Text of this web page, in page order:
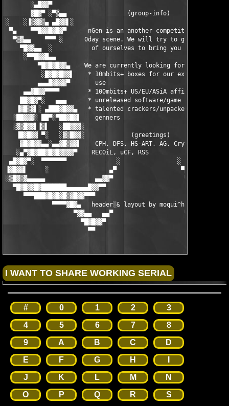
░▄█▓▓▀
▓█▓▀ ░▀▒▄▄                 (group-info)
░    ░▐▒▓▓▒▄ ▄█▓▓▌░
▀▄    ▀▀█▓▓█▓█▓▀      nGen is an another competitor on the
▀▒▓▄▄    ▀▀▀ ░      0day scene. We will try to give the
▀█▓▓▄▄  ░           of ourselves to bring you quality.
░▀▀█▓▓█▄▄
▀█▓█▓█▓▓▄    We are currently looking for:
░█▓█▓█▓▓▌    * 10mbits+ boxes for our exclusive
▄▄▄█▓▓▓▓▀       use
▄▄▓█▓▓▀▀▀▀        * 100mbits+ US/EU/ASiA affils
██▓█▓▀░   ▄▄▄      * unreleased software/game suppliers
▐▓█▒▓▌░ ▄███▓█▓▓▄   * talented crackers/unpackers/key-
░██▓▓▓░ ██▀░▀██▓█▓▌    genners
░▓▒█▓▓▌▐▒▌   ░██▓▓▓░
▐█▓█▓▓ ▀░   ░▓▒█▓▓░             (greetings)
▓█▓█▓▓▄▄░▄▄▓█▒▓▓▌    CPH, DFS, HS-ART, AG, Cryotik,
░▄▀▓█▓██▓█▓█▓▓▓▓▀    RECOiL, uCF, RSS
▄█▓█▓▀░  ▀▀▀▀▀▀▀              ░                ░
▐▓█▓▓▌     ░                 ▄▀                  ▀▄
░▒█▓▒▓▄▄▄▄▄              ▄▄▓▓▀                    ▀▓▓▄▄    ░
▀█▓█▓▓█▓███████▄▄▄▄▄▄█▓▓▀▀
▀▀▀███▓█▓█▓█▒▓█▓▓▀▀▀
▀▀▀▀▓█▓▄   header░& layout by moqui^hs 2004
                   ▀▓▓▄▄   ▄▄▀                    ▀▄▄   ▄▄▓▓▀
                     ▀█▓█▓▓▀                        ▀▓▓█▓█▀
                       ▀▀                              ▀▀
# 0 1 2
3
4
5 6 7
8
9
A B C
D
E
F G H
J
K L M
N
O
P Q R S